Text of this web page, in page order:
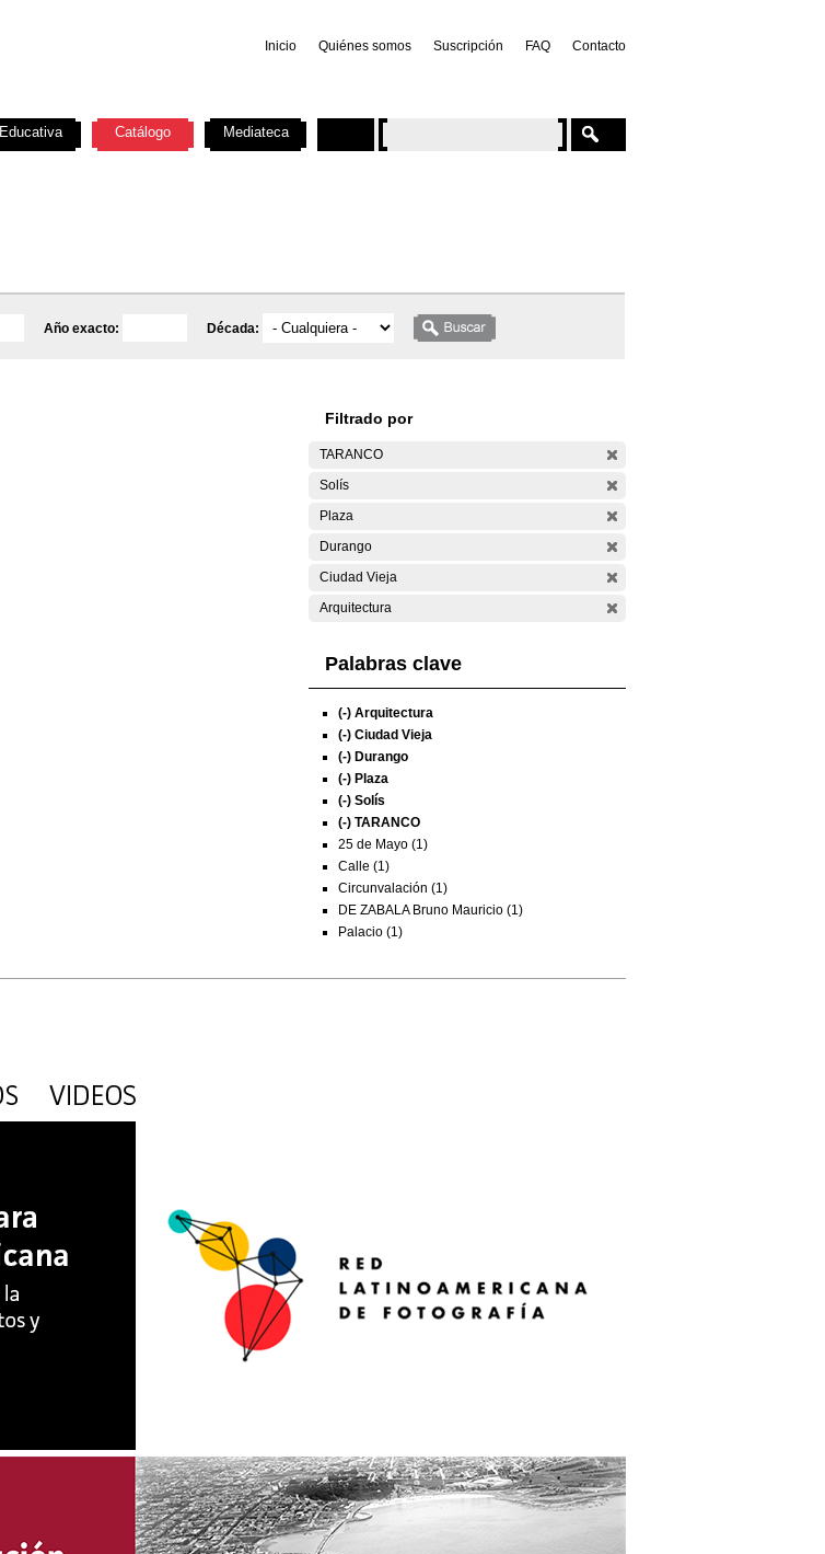
Inicio Quiénes somos Suscripción FAQ Contacto
Año exacto: Década:
Filtrado por
TARANCO
Solís
Plaza
Durango
Ciudad Vieja
Arquitectura
Palabras clave
(-) Arquitectura
(-) Ciudad Vieja
(-) Durango
(-) Plaza
(-) Solís
(-) TARANCO
25 de Mayo (1)
Calle (1)
Circunvalación (1)
DE ZABALA Bruno Mauricio (1)
Palacio (1)
Educativa Catálogo Mediateca